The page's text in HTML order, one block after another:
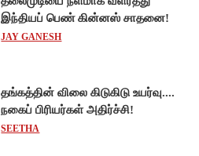
இந்தியப் பெண் கின்னஸ் சாதனை!
JAY GANESH
தங்கத்தின் விலை கிடுகிடு உயர்வு....
நகைப் பிரியர்கள் அதிர்ச்சி!
SEETHA